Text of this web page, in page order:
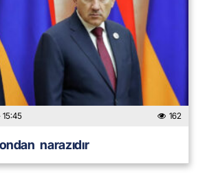
15:45 162
narazıdır